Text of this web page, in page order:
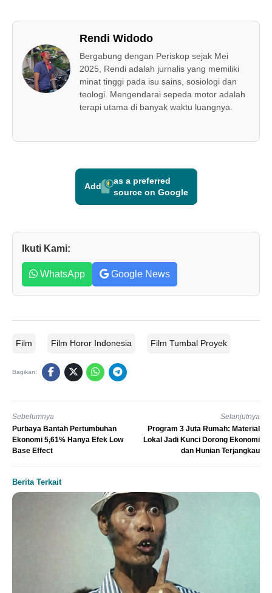
Rendi Widodo
Bergabung dengan Periskop sejak Mei
2025, Rendi adalah jurnalis yang memiliki
minat tinggi pada isu sains, sosiologi dan
teologi. Mengendarai sepeda motor adalah
terapi utama di banyak waktu luangnya.
Add
as a preferred
source on Google
Ikuti Kami:
WhatsApp Google News
Film Film Horor Indonesia Film Tumbal Proyek
Bagikan:
Sebelumnya
Purbaya Bantah Pertumbuhan
Ekonomi 5,61% Hanya Efek Low
Base Effect
Selanjutnya
Program 3 Juta Rumah: Material
Lokal Jadi Kunci Dorong Ekonomi
dan Hunian Terjangkau
Berita Terkait